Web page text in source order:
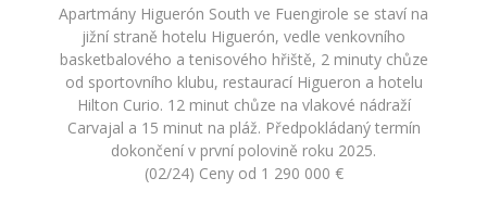
Apartmány Higuerón South ve Fuengirole se staví na
jižní straně hotelu Higuerón, vedle venkovního
basketbalového a tenisového hřiště, 2 minuty chůze
od sportovního klubu, restaurací Higueron a hotelu
Hilton Curio. 12 minut chůze na vlakové nádraží
Carvajal a 15 minut na pláž. Předpokládaný termín
dokončení v první polovině roku 2025.
(02/24) Ceny od 1 290 000 €